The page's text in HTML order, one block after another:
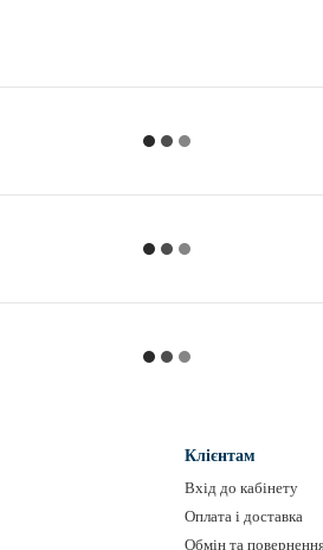
Клієнтам
Вхід до кабінету
Оплата і доставка
Обмін та